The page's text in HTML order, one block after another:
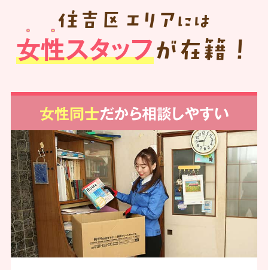
住吉区 エリア には
女性スタッフが在籍！
女性同士だから相談しやすい